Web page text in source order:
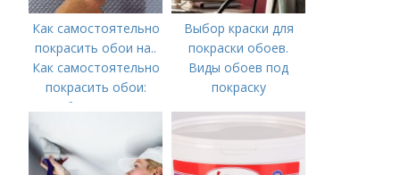
Как самостоятельно
покрасить обои на..
Как самостоятельно
покрасить обои:
выбор краски и
окрашивания в один
или несколько
Выбор краски для
покраски обоев.
Виды обоев под
покраску